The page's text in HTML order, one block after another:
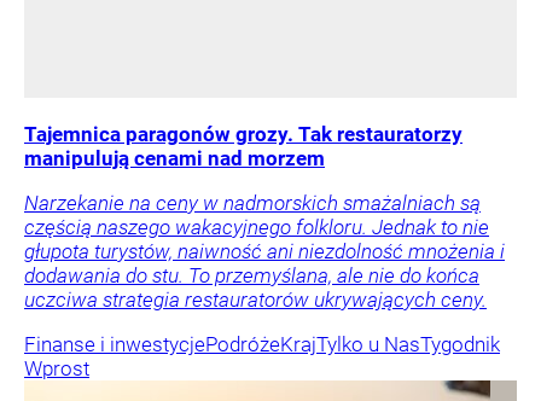
Tajemnica paragonów grozy. Tak restauratorzy
manipulują cenami nad morzem
Narzekanie na ceny w nadmorskich smażalniach są
częścią naszego wakacyjnego folkloru. Jednak to nie
głupota turystów, naiwność ani niezdolność mnożenia i
dodawania do stu. To przemyślana, ale nie do końca
uczciwa strategia restauratorów ukrywających ceny.
Finanse i inwestycjePodróżeKrajTylko u NasTygodnik
Wprost